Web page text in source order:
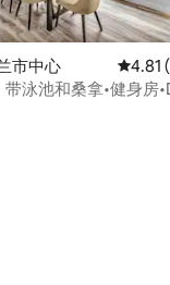
，共 9 条评价
市中心 平均评
4.81
泳池和桑拿•健身房